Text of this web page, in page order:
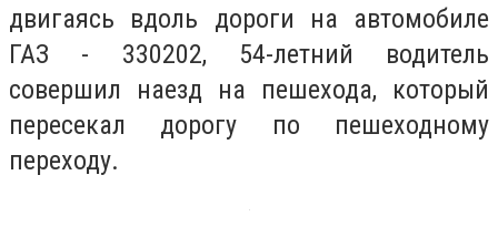
двигаясь вдоль дороги на автомобиле
ГАЗ - 330202, 54-летний водитель
совершил наезд на пешехода, который
пересекал дорогу по пешеходному
переходу.